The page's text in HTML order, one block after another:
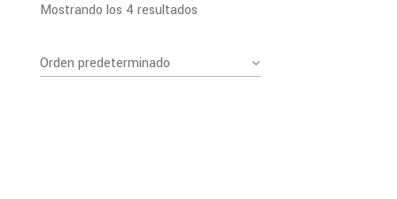
Mostrando los 4 resultados
Orden predeterminado